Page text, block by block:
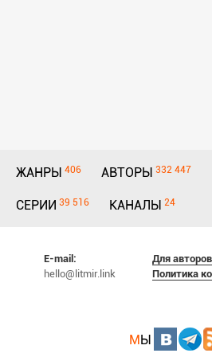
ЖАНРЫ 406 АВТОРЫ 332 447
СЕРИИ 39 516 КАНАЛЫ 24
E-mail:
hello@litmir.link
Для
Политика
МЫ